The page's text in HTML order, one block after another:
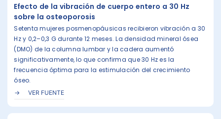
Efecto de la vibración de cuerpo entero a 30 Hz
sobre la osteoporosis
Setenta mujeres posmenopáusicas recibieron vibración a 30
Hz y 0,2–0,3 G durante 12 meses. La densidad mineral ósea
(DMO) de la columna lumbar y la cadera aumentó
significativamente, lo que confirma que 30 Hz es la
frecuencia óptima para la estimulación del crecimiento
óseo.
VER FUENTE